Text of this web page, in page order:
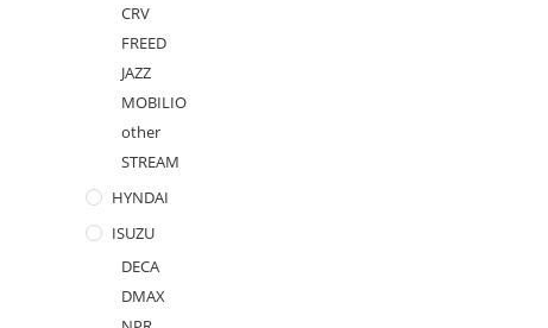
CRV
FREED
JAZZ
MOBILIO
other
STREAM
HYNDAI
ISUZU
DECA
DMAX